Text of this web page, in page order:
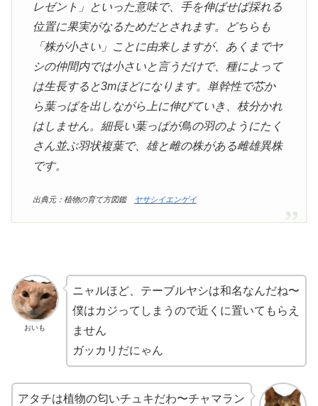
レゼント」といった意味で、手を伸ばせば採れる
位置に果実がなるためだとされます。どちらも
「株が小さい」ことに由来しますが、あくまでヤ
シの仲間内では小さいと言うだけで、種によって
は生長すると3mほどになります。単幹性で芯か
ら葉っぱを出しながら上に伸びていき、枝分かれ
はしません。細長い葉っぱが鳥の羽のようにたく
さん並ぶ羽状複葉で、雄と雌の株がある雌雄異株
です。
出典元： 植物の育て方図鑑 ヤサシイエンゲイ
おいも
ニャルほど、テーブルヤシは和名なんだね〜
僕はカジってしまうので近くに置いてもらえ
ません
ガッカリだにゃん
アタチは植物の匂いチュキだわ〜チャマラン